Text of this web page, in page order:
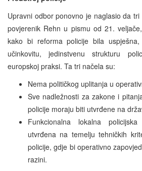
Upravni odbor ponovno je naglasio da
povjerenik Rehn u pismu od 21.
kako bi reforma policije bila
učinkovitu, jedinstvenu strukturu
europskoj praksi. Ta tri načela su:
Nema političkog uplitanja u
Sve nadležnosti za zakone i
policije moraju biti utvrđene na
Funkcionalna lokalna
utvrđena na temelju tehničkih
policije, gdje bi operativno
razini.